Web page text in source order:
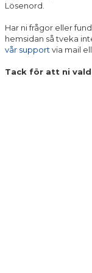
Lösenord.
Har ni frågor eller
hemsidan så tveka
vår support via mail
Tack för att ni